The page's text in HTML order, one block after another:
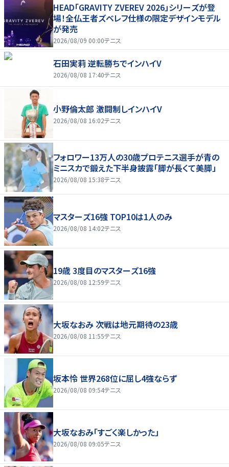
HEAD「GRAVITY ZVEREV 2026」シリーズが登
場！全仏王者ズベレフ仕様の限定デザインモデル
が発売
2026/08/09 00:00テニス
石田実莉 逆転勝ちでインハイV
2026/08/08 17:40テニス
小野倫太郎 激闘制しインハイV
2026/08/08 16:02テニス
フォロワー13万人の30歳プロテニス選手が青の
ミニスカで鍛えた下半身披露「脚が長くて美脚」
2026/08/08 15:38テニス
マスターズ16強 TOP10は1人のみ
2026/08/08 14:02テニス
19歳 3度目のマスターズ16強
2026/08/08 12:59テニス
大坂なおみ 次戦は地元期待の23歳
2026/08/08 11:55テニス
坂本怜 世界268位に屈し4強ならず
2026/08/08 09:54テニス
大坂なおみ「すごく楽しかった」
2026/08/08 09:05テニス